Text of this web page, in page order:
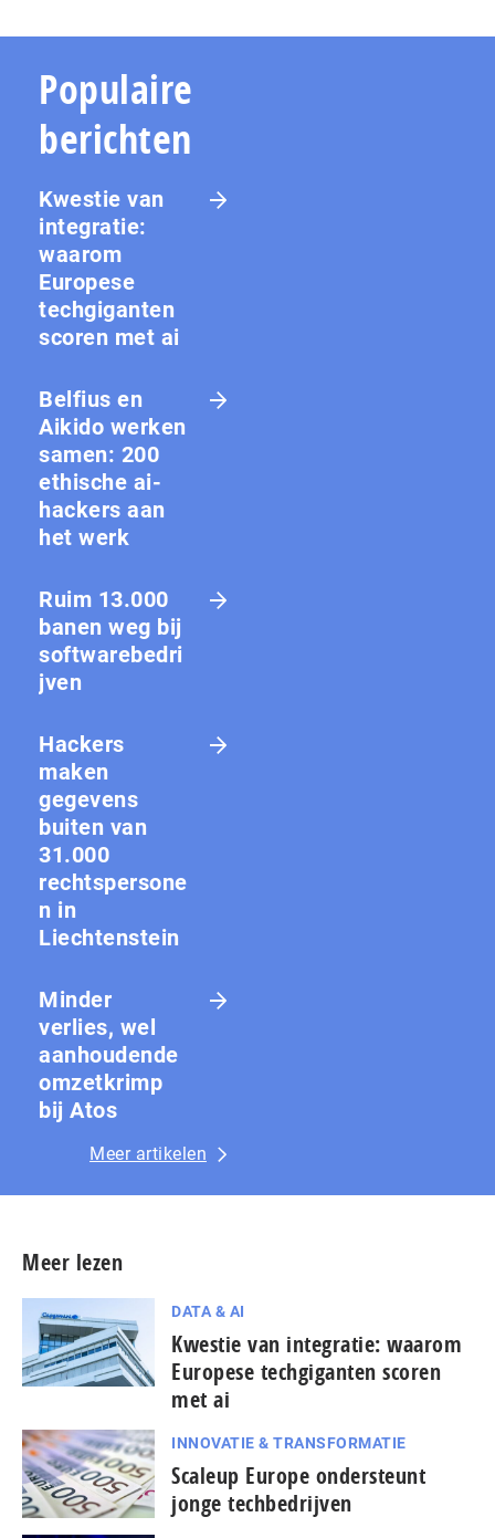
Populaire
berichten
Kwestie van
integratie:
waarom
Europese
techgiganten
scoren met ai
Belfius en
Aikido werken
samen: 200
ethische ai-
hackers aan
het werk
Ruim 13.000
banen weg bij
softwarebedri
jven
Hackers
maken
gegevens
buiten van
31.000
rechtspersone
n in
Liechtenstein
Minder
verlies, wel
aanhoudende
omzetkrimp
bij Atos
Meer artikelen
Meer lezen
DATA & AI
Kwestie van integratie: waarom
Europese techgiganten scoren
met ai
INNOVATIE & TRANSFORMATIE
Scaleup Europe ondersteunt
jonge techbedrijven